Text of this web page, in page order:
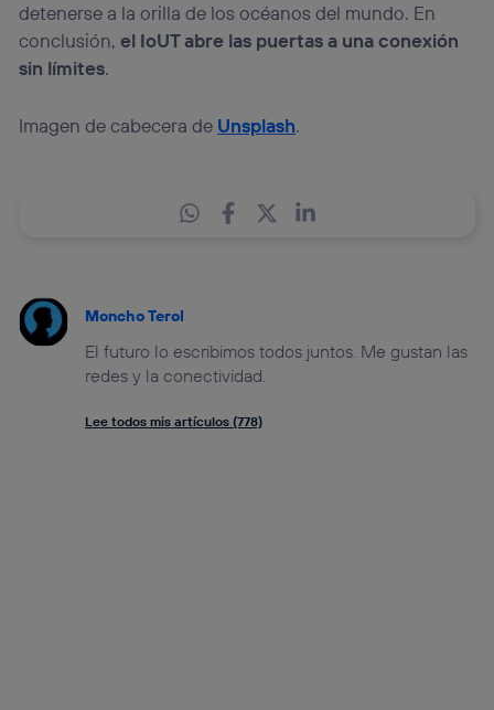
detenerse a la orilla de los océanos del mundo. En
conclusión,el IoUT abre las puertas a una conexión
sin límites.
Imagen de cabecera de Unsplash.
Moncho Terol
El futuro lo escribimos todos juntos. Me gustan las
redes y la conectividad.
Lee todos mis artículos (778)